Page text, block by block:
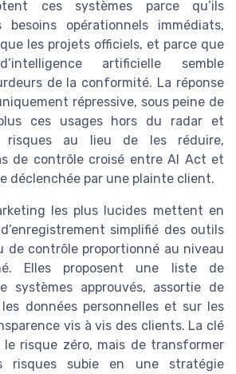
ces systèmes parce qu’ils
opérationnels immédiats,
les projets officiels, et parce que
artificielle semble
de la conformité. La réponse
répressive, sous peine de
ces usages hors du radar et
risques au lieu de les réduire,
de contrôle croisé entre AI Act et
déclenchée par une plainte client.
les plus lucides mettent en
simplifié des outils
de contrôle proportionné au niveau
Elles proposent une liste de
systèmes approuvés, assortie de
données personnelles et sur les
vis à vis des clients. La clé
le risque zéro, mais de transformer
risques subie en une stratégie